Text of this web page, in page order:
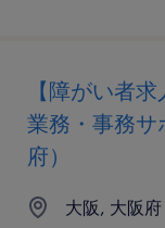
【障がい者
業務・事務サ
府）
大阪, 大阪府